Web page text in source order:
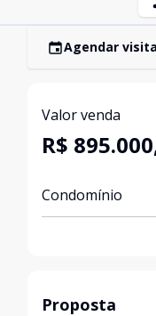
Agendar visita
Valor venda
R$
Condomínio
Proposta